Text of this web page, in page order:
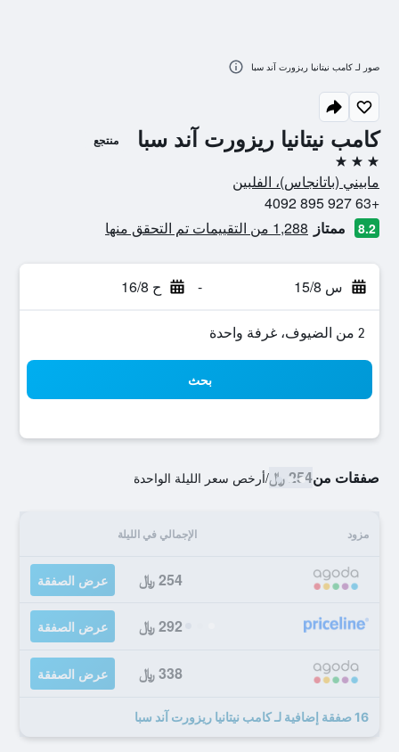
كامب نيتانيا ريزورت آند سبا منتجع
3 نجوم
مابيني (باتانجاس)، الفلبين
+63 927 895 4092
8.2 ممتاز 1,288 من التقييمات تم التحقق منها
س 15/8 - ح 16/8
2 من الضيوف، غرفة واحدة
بحث
صفقات من254 ﷼ /أرخص سعر الليلة الواحدة
مزود الإجمالي في الليلة
254 ﷼ عرض الصفقة
292 ﷼ عرض الصفقة
338 ﷼ عرض الصفقة
16 صفقة إضافية لـ كامب نيتانيا ريزورت آند سبا
صور لـ كامب نيتانيا ريزورت آند سبا